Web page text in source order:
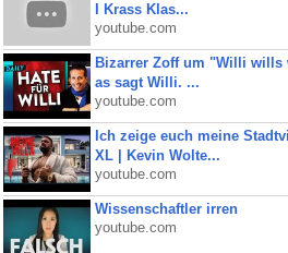
I Krass Klas...
youtube.com
Bizarrer Zoff um "Willi wills
as sagt Willi. ...
youtube.com
Ich zeige euch meine
XL | Kevin Wolte...
youtube.com
Wissenschaftler irren
youtube.com